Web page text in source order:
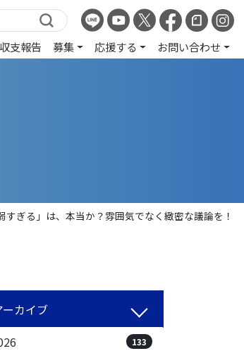
収支報告 募集 応援する お問い合わせ
ぎる」は、本当か？雰囲気でなく緻密な議論を！
ーカイブ
133